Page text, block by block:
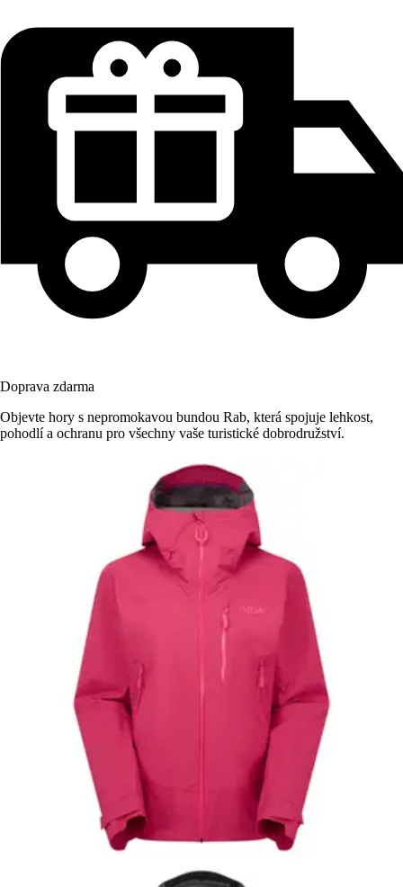
Doprava zdarma
Objevte hory s nepromokavou bundou Rab, která spojuje lehkost,
pohodlí a ochranu pro všechny vaše turistické dobrodružství.